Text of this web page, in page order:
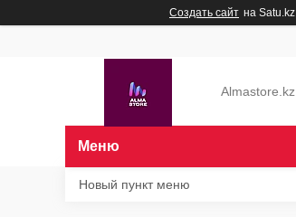
Создать сайт на Satu.kz
Almastore.kz
Новый пункт меню